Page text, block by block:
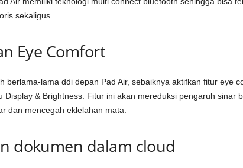
sekaligus.
Eye Comfort
berlama-lama ddi depan Pad Air, sebaiknya aktifkan fitur eye
Display & Brightness. Fitur ini akan mereduksi pengaruh sinar
dan mencegah eklelahan mata.
dokumen dalam cloud